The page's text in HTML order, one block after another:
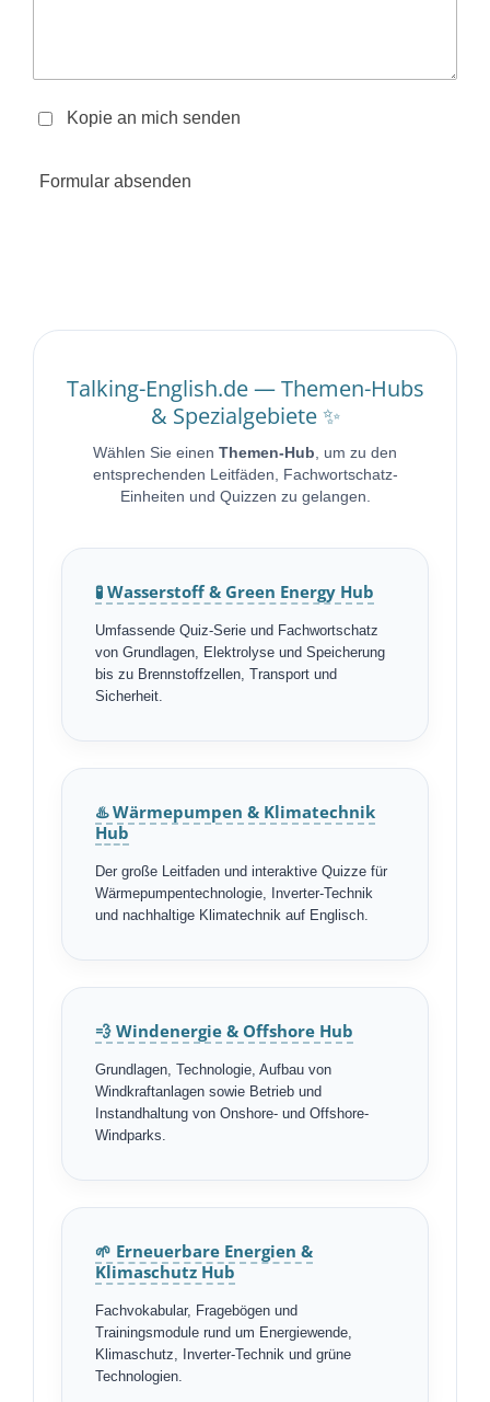
Kopie an mich senden
Formular absenden
Talking-English.de — Themen-Hubs
& Spezialgebiete ✨
Wählen Sie einen Themen-Hub , um zu den
entsprechenden Leitfäden, Fachwortschatz-
Einheiten und Quizzen zu gelangen.
🧪 Wasserstoff & Green Energy Hub
Umfassende Quiz-Serie und Fachwortschatz
von Grundlagen, Elektrolyse und Speicherung
bis zu Brennstoffzellen, Transport und
Sicherheit.
♨️ Wärmepumpen & Klimatechnik
Hub
Der große Leitfaden und interaktive Quizze für
Wärmepumpentechnologie, Inverter-Technik
und nachhaltige Klimatechnik auf Englisch.
💨 Windenergie & Offshore Hub
Grundlagen, Technologie, Aufbau von
Windkraftanlagen sowie Betrieb und
Instandhaltung von Onshore- und Offshore-
Windparks.
🌱 Erneuerbare Energien &
Klimaschutz Hub
Fachvokabular, Fragebögen und
Trainingsmodule rund um Energiewende,
Klimaschutz, Inverter-Technik und grüne
Technologien.